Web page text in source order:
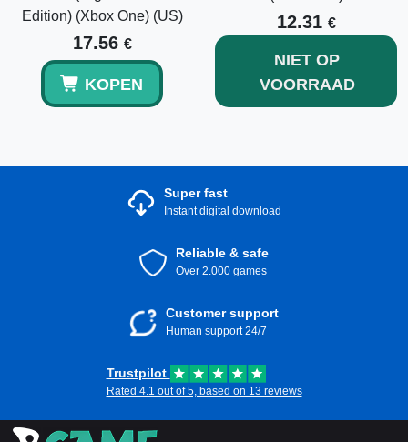
Edition) (Xbox One) (US)
17.56 €
KOPEN
12.31 €
NIET OP
VOORRAAD
Super fast
Instant digital download
Reliable & safe
Over 2.000 games
Customer support
Human support 24/7
Trustpilot
Rated 4.1 out of 5, based on 13 reviews